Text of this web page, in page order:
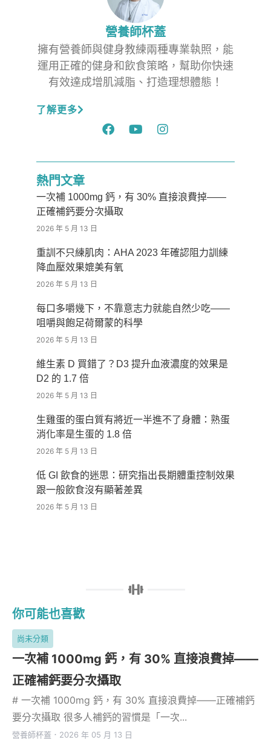
營養師杯蓋
擁有營養師與健身教練兩種專業執照，能
運用正確的健身和飲食策略，幫助你快速
有效達成增肌減脂、打造理想體態！
了解更多
熱門文章
一次補 1000mg 鈣，有 30% 直接浪費掉——
正確補鈣要分次攝取
2026 年 5 月 13 日
重訓不只練肌肉：AHA 2023 年確認阻力訓練
降血壓效果媲美有氧
2026 年 5 月 13 日
每口多嚼幾下，不靠意志力就能自然少吃——
咀嚼與飽足荷爾蒙的科學
2026 年 5 月 13 日
維生素 D 買錯了？D3 提升血液濃度的效果是
D2 的 1.7 倍
2026 年 5 月 13 日
生雞蛋的蛋白質有將近一半進不了身體：熟蛋
消化率是生蛋的 1.8 倍
2026 年 5 月 13 日
低 GI 飲食的迷思：研究指出長期體重控制效果
跟一般飲食沒有顯著差異
2026 年 5 月 13 日
你可能也喜歡
尚未分類
一次補 1000mg 鈣，有 30% 直接浪費掉——
正確補鈣要分次攝取
# 一次補 1000mg 鈣，有 30% 直接浪費掉——正確補鈣
要分次攝取 很多人補鈣的習慣是「一次...
營養師杯蓋 ． 2026 年 05 月 13 日